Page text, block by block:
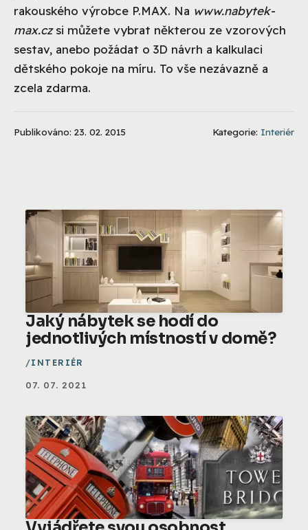
rakouského výrobce P.MAX. Na www.nabytek-
max.czsi můžete vybrat některou ze vzorových
sestav, anebo požádat o 3D návrh a kalkulaci
dětského pokoje na míru. To vše nezávazně a
zcela zdarma.
Publikováno: 23. 02. 2015 Kategorie: Interiér
Jaký nábytek se hodí do
jednotlivých místností v domě?
INTERIÉR
07. 07. 2021